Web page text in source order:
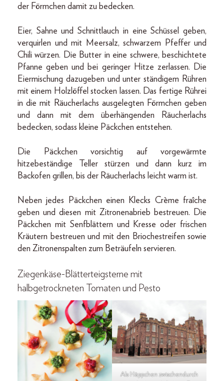
der Förmchen damit zu bedecken.
Eier, Sahne und Schnittlauch in eine Schüssel geben,
verquirlen und mit Meersalz, schwarzem Pfeffer und
Chili würzen. Die Butter in eine schwere, beschichtete
Pfanne geben und bei geringer Hitze zerlassen. Die
Eiermischung dazugeben und unter ständigem Rühren
mit einem Holzlöffel stocken lassen. Das fertige Rührei
in die mit Räucherlachs ausgelegten Förmchen geben
und dann mit dem überhängenden Räucherlachs
bedecken, sodass kleine Päckchen entstehen.
Die Päckchen vorsichtig auf vorgewärmte
hitzebeständige Teller stürzen und dann kurz im
Backofen grillen, bis der Räucherlachs leicht warm ist.
Neben jedes Päckchen einen Klecks Crème fraîche
geben und diesen mit Zitronenabrieb bestreuen. Die
Päckchen mit Senfblättern und Kresse oder frischen
Kräutern bestreuen und mit den Briochestreifen sowie
den Zitronenspalten zum Beträufeln servieren.
Ziegenkäse-Blätterteigsterne mit
halbgetrockneten Tomaten und Pesto
Als Häppchen zwischendurch